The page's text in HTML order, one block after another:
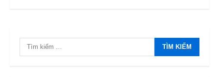
Tìm
kiếm